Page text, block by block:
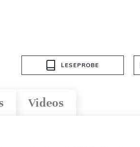
LESEPROBE
Videos